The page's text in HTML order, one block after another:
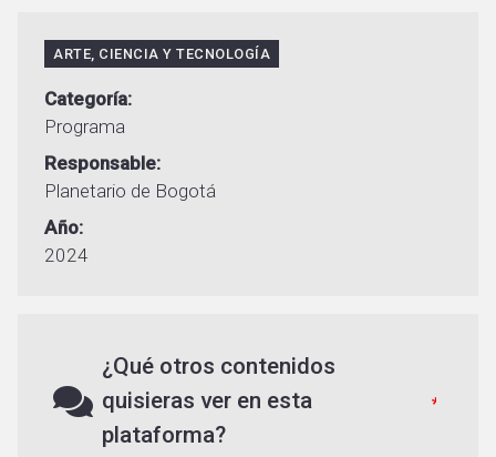
ARTE, CIENCIA Y TECNOLOGÍA
Categoría
Programa
Responsable
Planetario de Bogotá
Año
2024
¿Qué otros contenidos
quisieras ver en esta
plataforma?